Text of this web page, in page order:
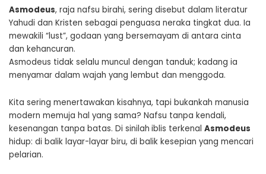
Asmodeus, raja nafsu birahi, sering disebut dalam literatur
Yahudi dan Kristen sebagai penguasa neraka tingkat dua. Ia
mewakili “lust”, godaan yang bersemayam di antara cinta
dan kehancuran.
Asmodeus tidak selalu muncul dengan tanduk; kadang ia
menyamar dalam wajah yang lembut dan menggoda.
Kita sering menertawakan kisahnya, tapi bukankah manusia
modern memuja hal yang sama? Nafsu tanpa kendali,
kesenangan tanpa batas. Di sinilah iblis terkenal Asmodeus
hidup: di balik layar-layar biru, di balik kesepian yang mencari
pelarian.